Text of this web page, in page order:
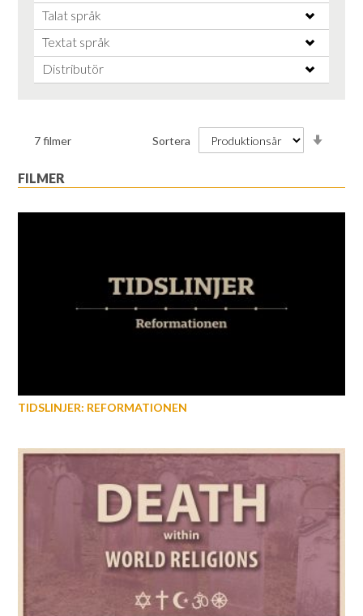
Talat språk
Textat språk
Distributör
7filmer Sortera
FILMER
TIDSLINJER: REFORMATIONEN